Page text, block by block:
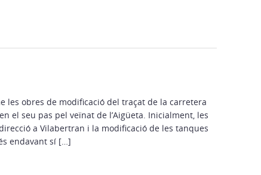
les obres de modificació del traçat de la carretera
el seu pas pel veïnat de l’Aigüeta. Inicialment, les
a Vilabertran i la modificació de les tanques
endavant sí […]